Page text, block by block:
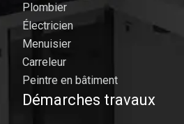
Plombier
Électricien
Menuisier
Carreleur
Peintre en bâtiment
Démarches travaux